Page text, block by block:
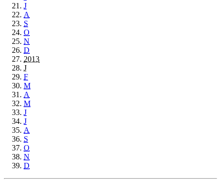
J
A
S
O
N
D
2013
J
F
M
A
M
J
J
A
S
O
N
D